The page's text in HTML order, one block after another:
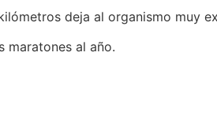
deja al organismo muy
maratones al año.